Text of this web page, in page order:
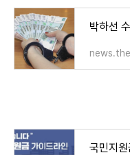
박하선
국민지